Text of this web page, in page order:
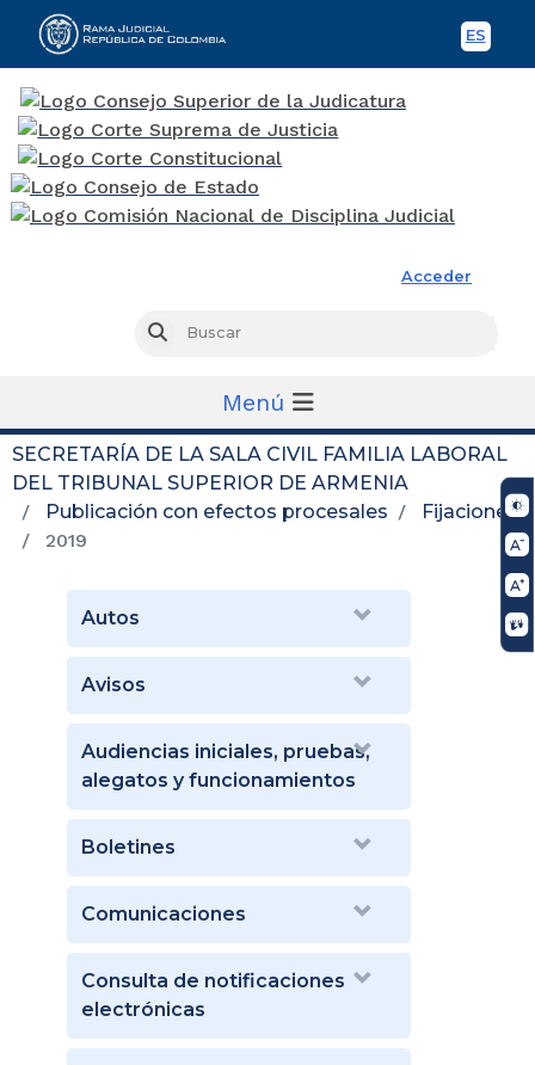
ES
Acceder
Buscar
Menú
SECRETARÍA DE LA SALA CIVIL FAMILIA LABORAL
DEL TRIBUNAL SUPERIOR DE ARMENIA
Publicación con efectos procesales
Fijaciones
2019
Autos
Avisos
Audiencias iniciales, pruebas,
alegatos y funcionamientos
Boletines
Comunicaciones
Consulta de notificaciones
electrónicas